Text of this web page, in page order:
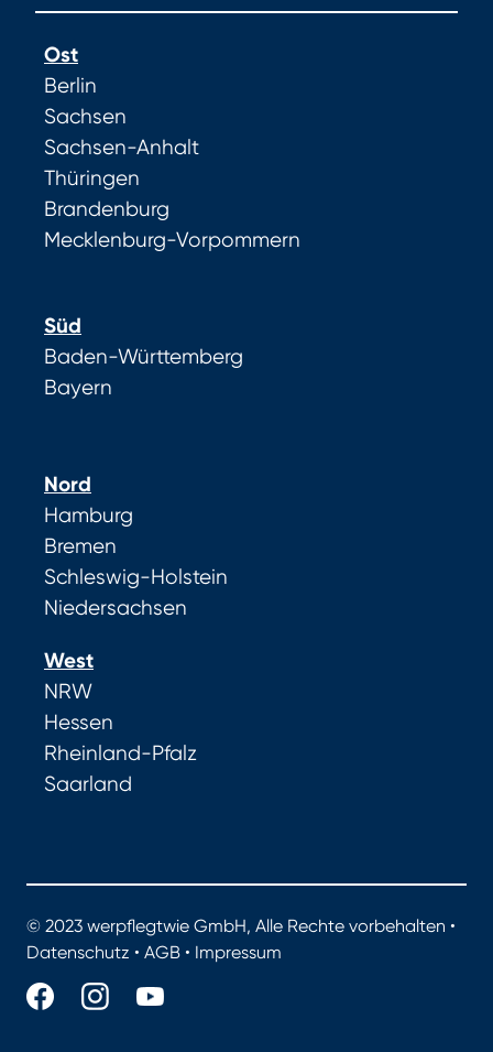
Ost
Berlin
Sachsen
Sachsen-Anhalt
Thüringen
Brandenburg
Mecklenburg-Vorpommern
Süd
Baden-Württemberg
Bayern
Nord
Hamburg
Bremen
Schleswig-Holstein
Niedersachsen
West
NRW
Hessen
Rheinland-Pfalz
Saarland
© 2023 werpflegtwie GmbH, Alle Rechte vorbehalten •
Datenschutz • AGB • Impressum